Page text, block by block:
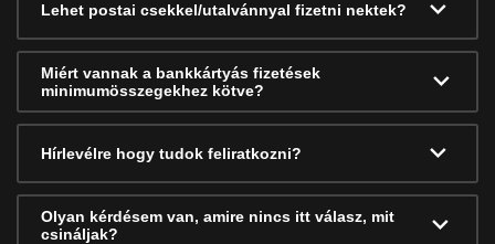
Lehet postai csekkel/utalvánnyal fizetni nektek?
Miért vannak a bankkártyás fizetések
minimumösszegekhez kötve?
Hírlevélre hogy tudok feliratkozni?
Olyan kérdésem van, amire nincs itt válasz, mit
csináljak?